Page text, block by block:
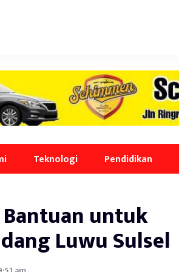
Teknologi Pendidikan
Bantuan untuk
Luwu Sulsel